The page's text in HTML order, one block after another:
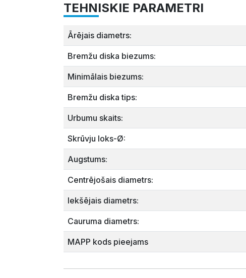
TEHNISKIE PARAMETRI
Ārējais diametrs:
Bremžu diska biezums:
Minimālais biezums:
Bremžu diska tips:
Urbumu skaits:
Skrūvju loks-Ø:
Augstums:
Centrējošais diametrs:
Iekšējais diametrs:
Cauruma diametrs:
MAPP kods pieejams